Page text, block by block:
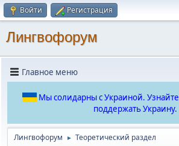
Войти Регистрация
Лингвофорум
Главное меню
Мы солидарны с Украиной. Узнайте
поддержать Украину.
Лингвофорум ► Теоретический раздел